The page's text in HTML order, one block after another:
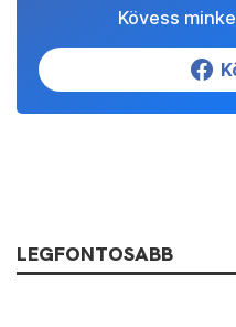
Kövess
LEGFONTOSABB